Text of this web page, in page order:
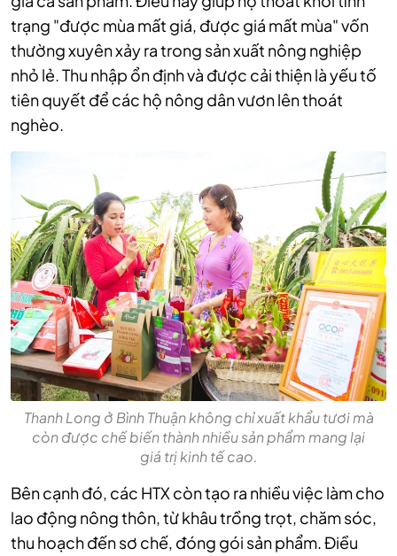
trạng "được mùa mất giá, được giá mất mùa" vốn
thường xuyên xảy ra trong sản xuất nông nghiệp
nhỏ lẻ. Thu nhập ổn định và được cải thiện là yếu tố
tiên quyết để các hộ nông dân vươn lên thoát
nghèo.
Thanh Long ở Bình Thuận không chỉ xuất khẩu tươi mà
còn được chế biến thành nhiều sản phẩm mang lại
giá trị kinh tế cao.
Bên cạnh đó, các HTX còn tạo ra nhiều việc làm cho
lao động nông thôn, từ khâu trồng trọt, chăm sóc,
thu hoạch đến sơ chế, đóng gói sản phẩm. Điều